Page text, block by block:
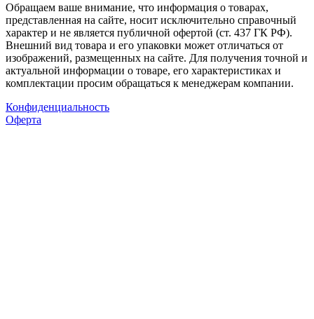
Обращаем ваше внимание, что информация о товарах,
представленная на сайте, носит исключительно справочный
характер и не является публичной офертой (ст. 437 ГК РФ).
Внешний вид товара и его упаковки может отличаться от
изображений, размещенных на сайте. Для получения точной и
актуальной информации о товаре, его характеристиках и
комплектации просим обращаться к менеджерам компании.
Конфиденциальность
Оферта